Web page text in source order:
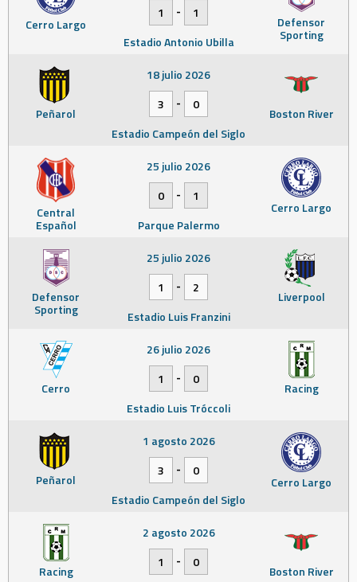
Cerro Largo Defensor
Sporting
1
-
1
Estadio Antonio Ubilla
Peñarol Boston River
18 julio 2026
3
-
0
Estadio Campeón del Siglo
Central
Español
Cerro Largo
25 julio 2026
0
-
1
Parque Palermo
Defensor
Sporting
Liverpool
25 julio 2026
1
-
2
Estadio Luis Franzini
Cerro Racing
26 julio 2026
1
-
0
Estadio Luis Tróccoli
Peñarol Cerro Largo
1 agosto 2026
3
-
0
Estadio Campeón del Siglo
Racing Boston River
2 agosto 2026
1
-
0